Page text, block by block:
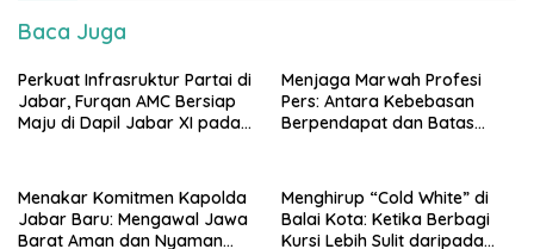
Baca Juga
Perkuat Infrasruktur Partai di
Jabar, Furqan AMC Bersiap
Maju di Dapil Jabar XI pada
Menjaga Marwah Profesi
Pers: Antara Kebebasan
Berpendapat dan Batas
Menakar Komitmen Kapolda
Jabar Baru: Mengawal Jawa
Barat Aman dan Nyaman
Menghirup “Cold White” di
Balai Kota: Ketika Berbagi
Kursi Lebih Sulit daripada